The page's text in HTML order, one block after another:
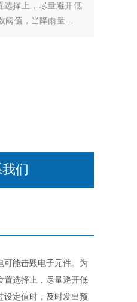
选择上，尽量避开低
值，当降雨量、风
们
能击毁电子元件。为
置选择上，尽量避开低
设定值时，及时发出预